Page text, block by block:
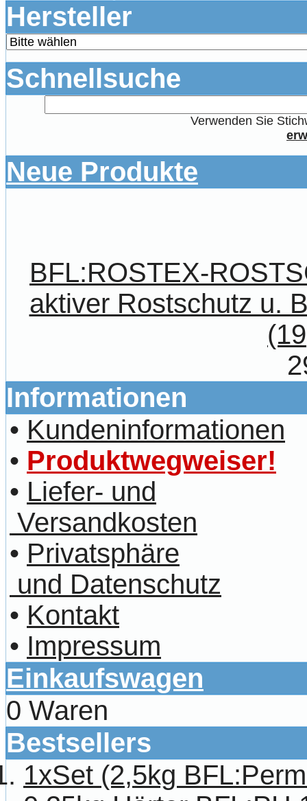
Hersteller
Schnellsuche
Verwenden Sie
Neue Produkte
BFL:ROSTEX-
aktiver Rostschutz u.
Informationen
• Kundeninformationen
• Produktwegweiser!
• Liefer- und
Versandkosten
• Privatsphäre
und Datenschutz
• Kontakt
• Impressum
Einkaufswagen
0 Waren
Bestsellers
1xSet (2,5kg